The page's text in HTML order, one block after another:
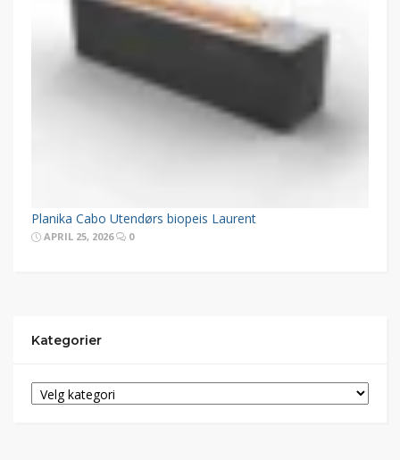
Planika Cabo Utendørs biopeis Laurent
APRIL 25, 2026 0
Kategorier